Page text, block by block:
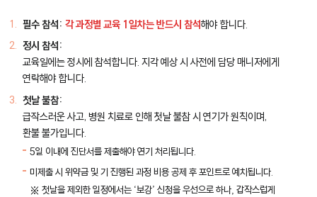
필수 참석: 각 과정별 교육 1일차는 반드시 참석해야 합니다.
정시 참석:
교육일에는 정시에 참석합니다. 지각 예상 시 사전에 담당 매니저에게
연락해야 합니다.
첫날 불참:
급작스러운 사고, 병원 치료로 인해 첫날 불참 시 연기가 원칙이며,
환불 불가입니다.
5일 이내에 진단서를 제출해야 연기 처리됩니다.
미제출 시 위약금 및 기 진행된 과정 비용 공제 후 포인트로 예치됩니다.
첫날을 제외한 일정에서는 ‘보강’ 신청을 우선으로 하나, 갑작스럽게